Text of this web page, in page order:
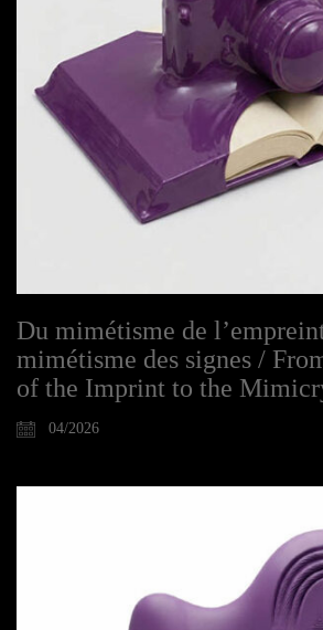
Du mimétisme de
mimétisme des signes /
of the Imprint to the
04/2026